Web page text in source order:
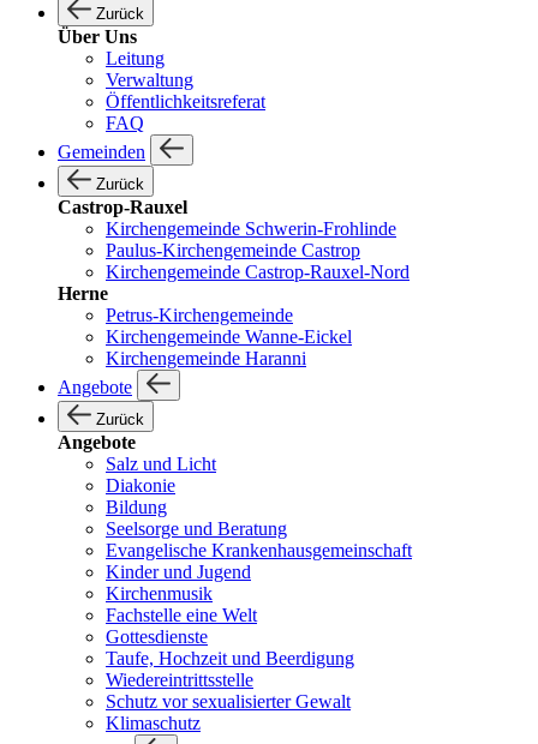
Zurück
Über Uns
Leitung
Verwaltung
Öffentlichkeitsreferat
FAQ
Gemeinden
Zurück
Castrop-Rauxel
Kirchengemeinde Schwerin-Frohlinde
Paulus-Kirchengemeinde Castrop
Kirchengemeinde Castrop-Rauxel-Nord
Herne
Petrus-Kirchengemeinde
Kirchengemeinde Wanne-Eickel
Kirchengemeinde Haranni
Angebote
Zurück
Angebote
Salz und Licht
Diakonie
Bildung
Seelsorge und Beratung
Evangelische Krankenhausgemeinschaft
Kinder und Jugend
Kirchenmusik
Fachstelle eine Welt
Gottesdienste
Taufe, Hochzeit und Beerdigung
Wiedereintrittsstelle
Schutz vor sexualisierter Gewalt
Klimaschutz